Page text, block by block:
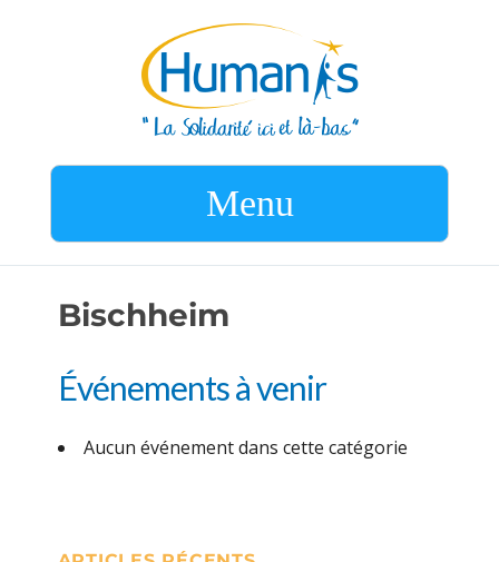
Menu
Bischheim
Événements à venir
Aucun événement dans cette catégorie